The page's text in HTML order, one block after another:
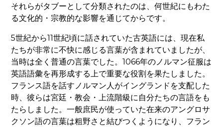
それらがタブーとして分類されたのは、何世紀にもわた
る文化的・宗教的な影響を通じてからです。
5世紀から11世紀頃に話されていた古英語には、現在私
たちが非常に不快に感じる言葉が含まれていましたが、
当時は全く普通の言葉でした。1066年のノルマン征服は
英語語彙を再形成する上で重要な役割を果たしました。
フランス語を話すノルマン人がイングランドを支配した
時、彼らは宮廷・教会・上流階級に自分たちの言語をも
たらしました。一般庶民が使っていた在来のアングロサ
クソン語の言葉は粗野さと結びつくようになり、フラン